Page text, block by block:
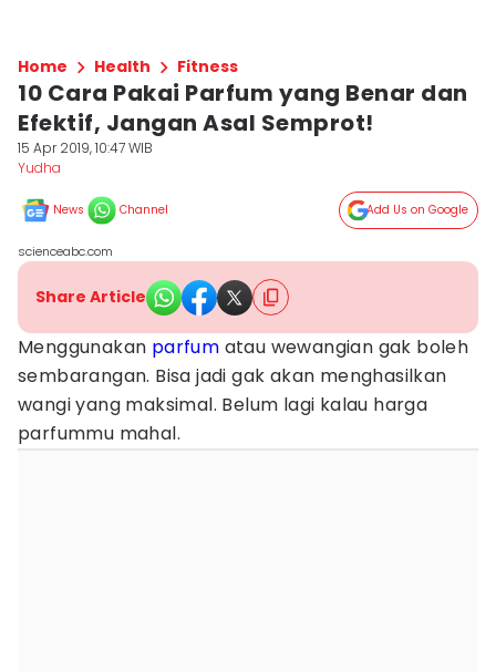
Home Health Fitness
10 Cara Pakai Parfum yang Benar dan
Efektif, Jangan Asal Semprot!
15 Apr 2019, 10:47 WIB
Yudha ‎
News Channel Add Us on Google
scienceabc.com
Share Article
Menggunakan parfum atau wewangian gak boleh
sembarangan. Bisa jadi gak akan menghasilkan
wangi yang maksimal. Belum lagi kalau harga
parfummu mahal.